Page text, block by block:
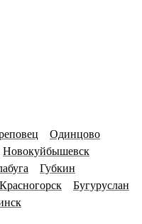
Одинцово
Новокуйбышевск
Губкин
Красногорск
Бугуруслан